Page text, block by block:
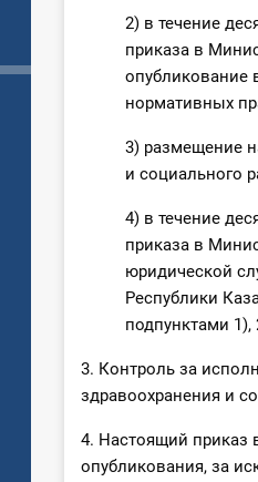
2) в течение
приказа в
опубликование
нормативных
3) размещение
и социального
4) в течение
приказа в
юридической
Республики
подпунктами 1),
3. Контроль за
здравоохранения и
4. Настоящий приказ
опубликования, за